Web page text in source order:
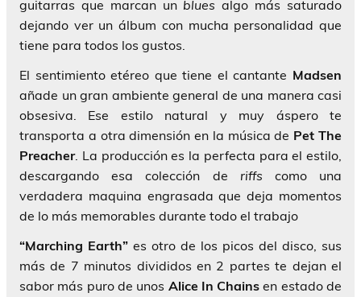
guitarras que marcan un blues algo más saturado
dejando ver un álbum con mucha personalidad que
tiene para todos los gustos.
El sentimiento etéreo que tiene el cantante Madsen
añade un gran ambiente general de una manera casi
obsesiva. Ese estilo natural y muy áspero te
transporta a otra dimensión en la música de Pet The
Preacher. La producción es la perfecta para el estilo,
descargando esa colección de riffs como una
verdadera maquina engrasada que deja momentos
de lo más memorables durante todo el trabajo
“Marching Earth” es otro de los picos del disco, sus
más de 7 minutos divididos en 2 partes te dejan el
sabor más puro de unos Alice In Chains en estado de